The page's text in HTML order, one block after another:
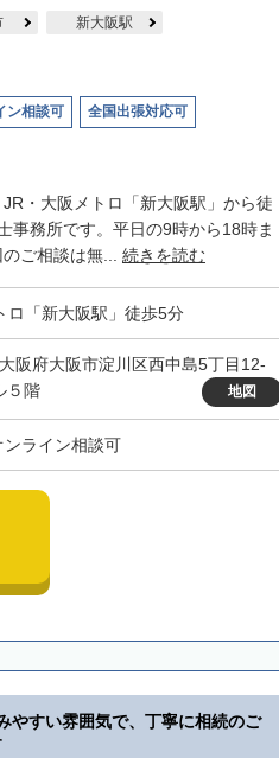
新大阪駅
ン相談可 全国出張対応可
・大阪メトロ「新大阪駅」から徒
事務所です。平日の9時から18時ま
ご相談は無... 続きを読む
ロ「新大阪駅」徒歩5分
阪府大阪市淀川区西中島5丁目12-
５階
地図
ンライン相談可
やすい雰囲気で、丁寧に相続のご